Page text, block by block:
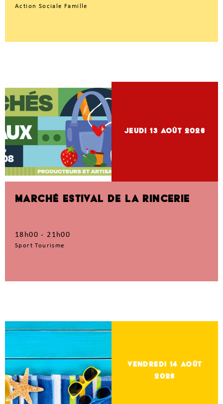
Action Sociale Famille
jeudi 13 Août 2026
MARCHÉ ESTIVAL DE LA RINCERIE
18h00 - 21h00
Sport Tourisme
vendredi 14Août
2026